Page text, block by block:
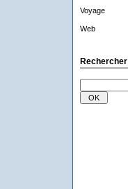
Voyage
Web
Rechercher